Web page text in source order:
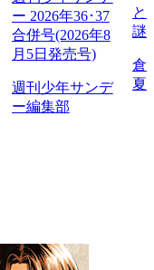
ー 2026年36･37
合併号(2026年8
月5日発売号)
週刊少年サンデ
ー編集部
と
謎
倉
夏